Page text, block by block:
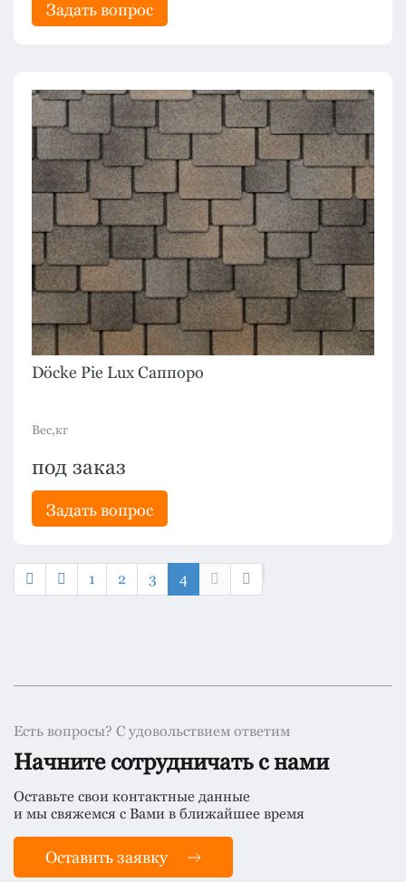
Задать вопрос
Döcke Pie Lux Саппоро
Вес,кг
под заказ
Задать вопрос
1 2 3 4
Есть вопросы? С удовольствием ответим
Начните сотрудничать с нами
Оставьте свои контактные данные
и мы свяжемся с Вами в ближайшее время
Оставить заявку